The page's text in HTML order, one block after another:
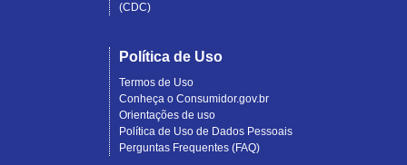
(CDC)
Política de Uso
Termos de Uso
Conheça o Consumidor.gov.br
Orientações de uso
Política de Uso de Dados Pessoais
Perguntas Frequentes (FAQ)